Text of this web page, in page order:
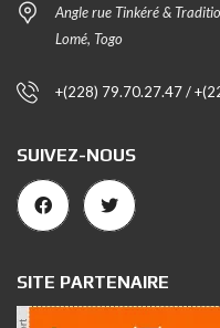
Angle rue Tinkéré &
Lomé, Togo
+(228) 79.70.27.47 /
SUIVEZ-NOUS
SITE PARTENAIRE